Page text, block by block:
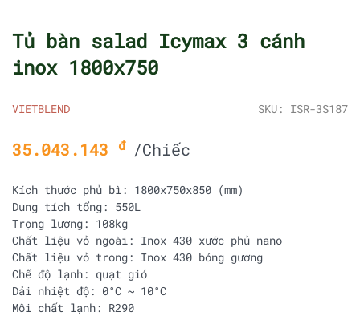
Tủ bàn salad Icymax 3 cánh
inox 1800x750
VIETBLEND SKU: ISR-3S187
35.043.143 đ /Chiếc
Kích thước phủ bì: 1800x750x850 (mm)
Dung tích tổng: 550L
Trọng lượng: 108kg
Chất liệu vỏ ngoài: Inox 430 xước phủ nano
Chất liệu vỏ trong: Inox 430 bóng gương
Chế độ lạnh: quạt gió
Dải nhiệt độ: 0°C ~ 10°C
Môi chất lạnh: R290